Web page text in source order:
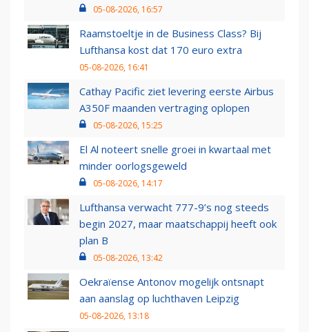
05-08-2026, 16:57
Raamstoeltje in de Business Class? Bij
Lufthansa kost dat 170 euro extra
05-08-2026, 16:41
Cathay Pacific ziet levering eerste Airbus
A350F maanden vertraging oplopen
05-08-2026, 15:25
El Al noteert snelle groei in kwartaal met
minder oorlogsgeweld
05-08-2026, 14:17
Lufthansa verwacht 777-9’s nog steeds
begin 2027, maar maatschappij heeft ook
plan B
05-08-2026, 13:42
Oekraïense Antonov mogelijk ontsnapt
aan aanslag op luchthaven Leipzig
05-08-2026, 13:18